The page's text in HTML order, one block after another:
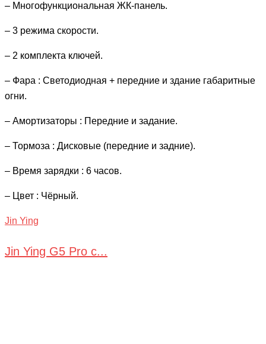
– Многофункциональная ЖК-панель.
– 3 режима скорости.
– 2 комплекта ключей.
– Фара : Светодиодная + передние и здание габаритные
огни.
– Амортизаторы : Передние и задание.
– Тормоза : Дисковые (передние и задние).
– Время зарядки : 6 часов.
– Цвет : Чёрный.
Jin Ying
Jin Ying G5 Pro с...